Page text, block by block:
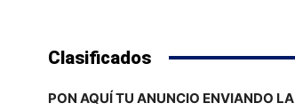
Clasificados
PON AQUÍ TU ANUNCIO ENVIANDO LA